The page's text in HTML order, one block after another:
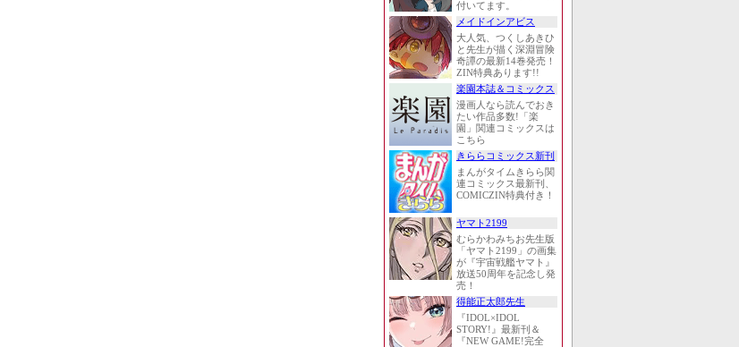
付いてます。
メイドインアビス
大人気、つくしあきひ
と先生が描く深淵冒険
奇譚の最新14巻発売！
ZIN特典あります!!
楽園本誌＆コミックス
漫画人なら読んでおき
たい作品多数!「楽
園」関連コミックスは
こちら
きららコミックス新刊
まんがタイムきらら関
連コミックス最新刊、
COMICZIN特典付き！
ヤマト2199
むらかわみちお先生版
「ヤマト2199」の画集
が『宇宙戦艦ヤマト』
放送50周年を記念し発
売！
得能正太郎先生
『IDOL×IDOL
STORY!』最新刊＆
『NEW GAME!完全